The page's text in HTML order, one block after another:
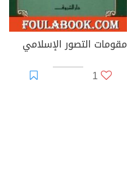
مقومات التصور الإسلامي
1